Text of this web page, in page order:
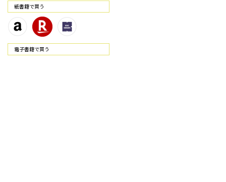
紙書籍で買う
電⼦書籍で買う